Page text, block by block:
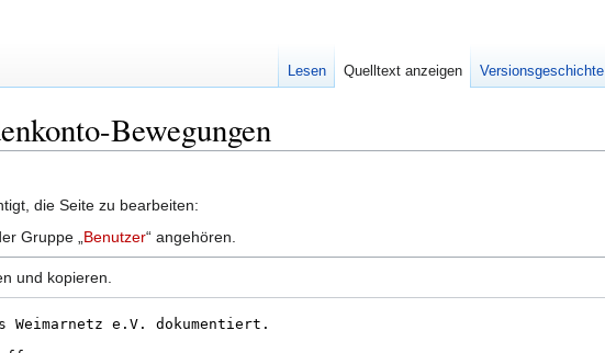
Bewegungen
die Seite zu bearbeiten:
Gruppe „ Benutzer“ angehören.
und kopieren.
Lesen Quelltext anzeigen Versionsgeschichte